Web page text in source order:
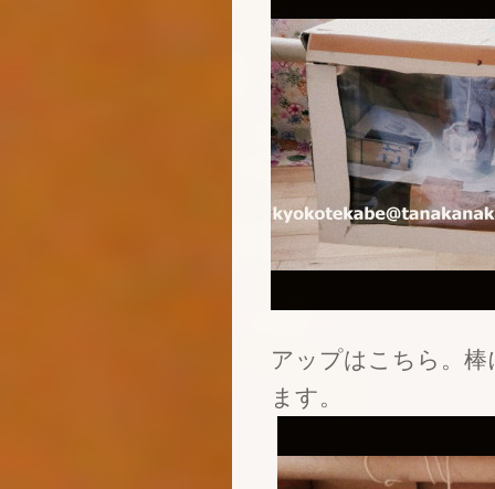
アップはこちら。
ます。